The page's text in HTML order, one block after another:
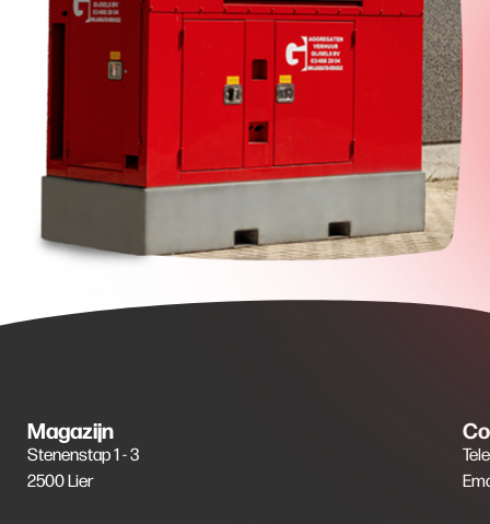
Magazijn
Stenenstap 1 - 3
2500 Lier